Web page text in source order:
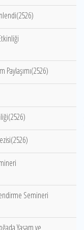
Semineri
Yaşam ve